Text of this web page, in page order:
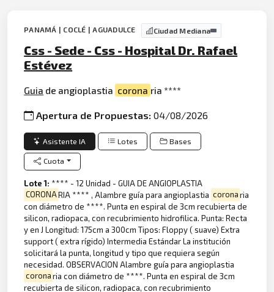
PANAMÁ | COCLÉ | AGUADULCE Ciudad Mediana
Css - Sede - Css - Hospital Dr. Rafael
Estévez
Guia de angioplastia corona ria ****
Apertura de Propuestas:04/08/2026
Asistente IA Lotes Bases
Cuota
Lote 1: **** - 12 Unidad - GUIA DE ANGIOPLASTIA
CORONARIA **** , Alambre guía para angioplastia coronaria
con diámetro de ****. Punta en espiral de 3cm recubierta de
silicon, radiopaca, con recubrimiento hidrofilica. Punta: Recta
y en J Longitud: 175cm a 300cm Tipos: Floppy ( suave) Extra
support ( extra rígido) Intermedia Estándar La institución
solicitará la punta, longitud y tipo que requiera según
necesidad. OBSERVACION Alambre guía para angioplastia
coronaria con diámetro de ****. Punta en espiral de 3cm
recubierta de silicon, radiopaca, con recubrimiento